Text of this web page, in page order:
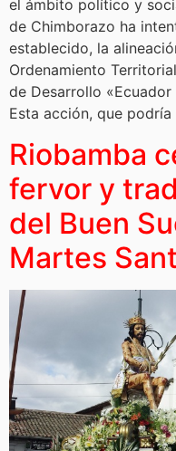
el ámbito político y
de Chimborazo ha
establecido, la
Ordenamiento
de Desarrollo
Esta acción, que
Riobamba
fervor y
del Buen
Martes